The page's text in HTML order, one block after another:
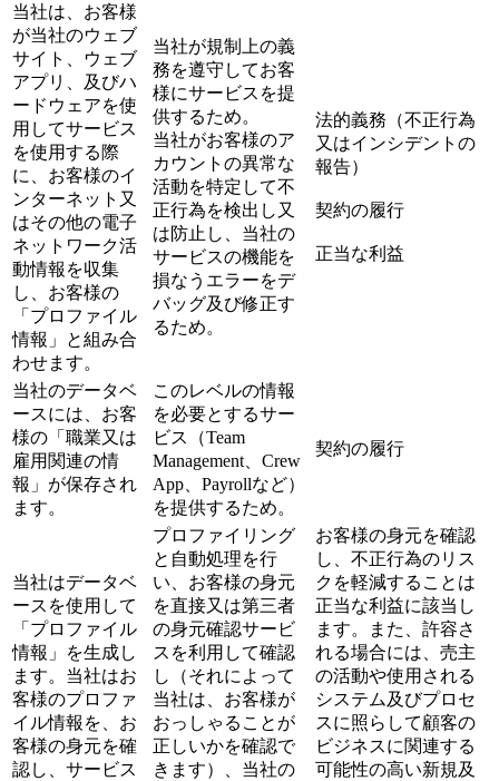
当社は、お客様
が当社のウェブ
サイト、ウェブ
アプリ、及びハ
ードウェアを使
用してサービス
を使用する際
に、お客様のイ
ンターネット又
はその他の電子
ネットワーク活
動情報を収集
し、お客様の
「プロファイル
情報」と組み合
わせます。
当社が規制上の義
務を遵守してお客
様にサービスを提
供するため。
当社がお客様のア
カウントの異常な
活動を特定して不
正行為を検出し又
は防止し、当社の
サービスの機能を
損なうエラーをデ
バッグ及び修正す
るため。
法的義務（不正行為
又はインシデントの
報告）
契約の履行
正当な利益
当社のデータベ
ースには、お客
様の「職業又は
雇用関連の情
報」が保存され
ます。
このレベルの情報
を必要とするサー
ビス（Team
Management、Crew
App、Payrollなど）
を提供するため。
契約の履行
当社はデータベ
ースを使用して
「プロファイル
情報」を生成し
ます。当社はお
客様のプロファ
イル情報を、お
客様の身元を確
認し、サービス
プロファイリング
と自動処理を行
い、お客様の身元
を直接又は第三者
の身元確認サービ
スを利用して確認
し（それによって
当社は、お客様が
おっしゃることが
正しいかを確認で
きます）、当社の
お客様の身元を確認
し、不正行為のリス
クを軽減することは
正当な利益に該当し
ます。また、許容さ
れる場合には、売主
の活動や使用される
システム及びプロセ
スに照らして顧客の
ビジネスに関連する
可能性の高い新規及